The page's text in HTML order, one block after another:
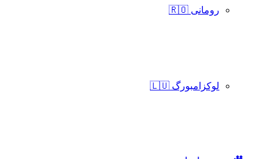
رومانی 🇷🇴
لوکزامبورگ 🇱🇺